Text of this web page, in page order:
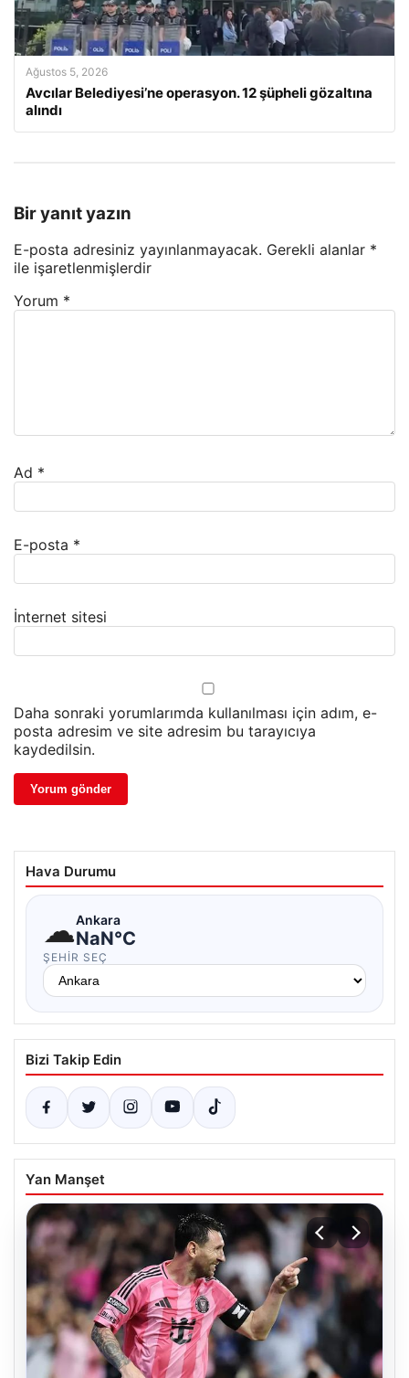
Ağustos 5, 2026
Avcılar Belediyesi’ne operasyon. 12 şüpheli gözaltına
alındı
Bir yanıt yazın
E-posta adresiniz yayınlanmayacak. Gerekli alanlar *
ile işaretlenmişlerdir
Yorum *
Ad *
E-posta *
İnternet sitesi
Daha sonraki yorumlarımda kullanılması için adım, e-
posta adresim ve site adresim bu tarayıcıya
kaydedilsin.
Hava Durumu
☁Ankara
NaN°C
ŞEHIR SEÇ
Bizi Takip Edin
Yan Manşet